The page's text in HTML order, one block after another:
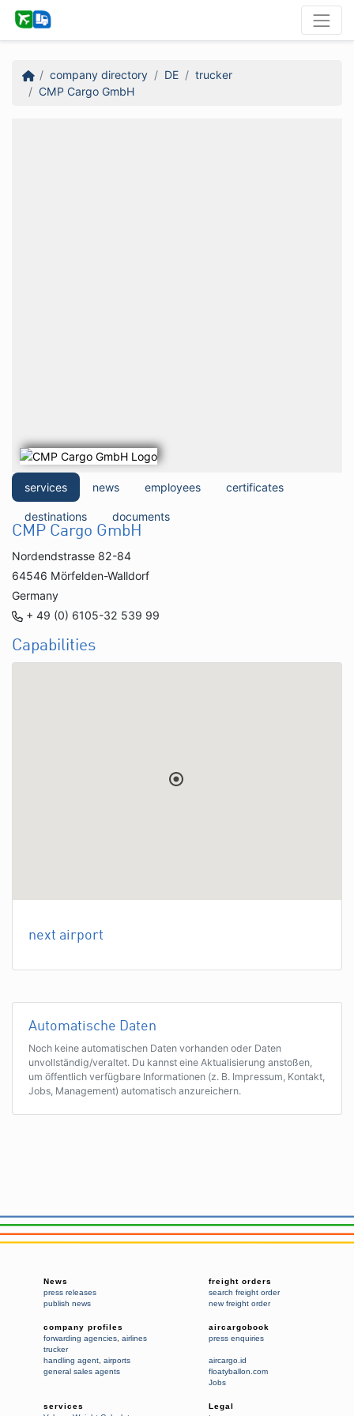
company directory DE
trucker
CMP Cargo GmbH
services news employees certificates
destinations documents
CMP Cargo GmbH
Nordendstrasse 82-84
64546 Mörfelden-Walldorf
Germany
+ 49 (0) 6105-32 539 99
Capabilities
next airport
Automatische Daten
Noch keine automatischen Daten vorhanden oder Daten
unvollständig/veraltet. Du kannst eine Aktualisierung anstoßen,
um öffentlich verfügbare Informationen (z. B. Impressum, Kontakt,
Jobs, Management) automatisch anzureichern.
News
press releases
publish news
freight orders
search freight order
new freight order
company profiles
forwarding agencies airlines
trucker
handling agent airports
general sales agents
aircargobook
press enquiries
aircargo.id
floatyballon.com
Jobs
services
Legal